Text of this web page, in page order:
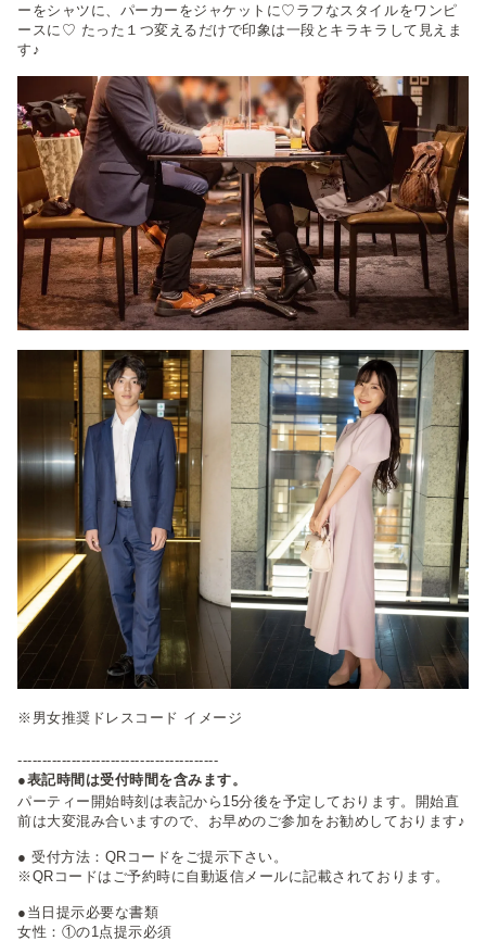
ーをシャツに、パーカーをジャケットに♡ラフなスタイルをワンピ
ースに♡ たった１つ変えるだけで印象は一段とキラキラして見えま
す♪
※男女推奨ドレスコード イメージ
-----------------------------------------
●表記時間は受付時間を含みます。
パーティー開始時刻は表記から15分後を予定しております。開始直
前は大変混み合いますので、お早めのご参加をお勧めしております♪
● 受付方法：QRコードをご提示下さい。
※QRコードはご予約時に自動返信メールに記載されております。
●当日提示必要な書類
女性：①の1点提示必須